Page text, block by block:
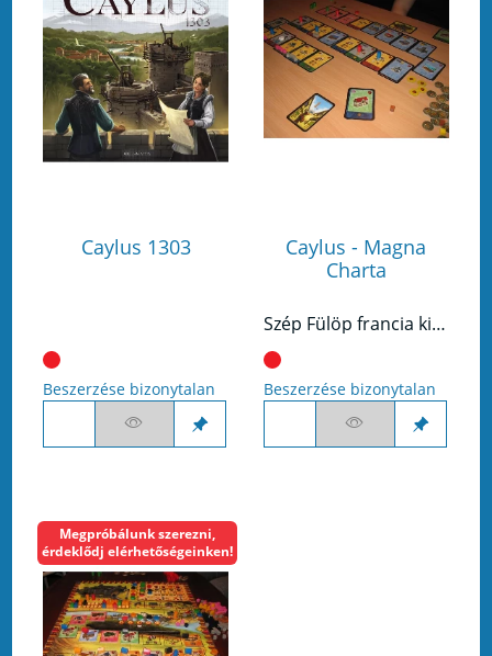
Caylus 1303
Beszerzése bizonytalan
Caylus - Magna
Charta
Szép Fülöp francia király 1289-ban megparancsolta, hogy épüljön meg Caylus várkastélya, ami most még csak egy jelentéktelen falucska, de az úton építészek, munkások, mesteremberek érkeznek. Lassan város születik a földhányások, kőhalmok és állványok körül...
Beszerzése bizonytalan
Megpróbálunk szerezni,
érdeklődj elérhetőségeinken!